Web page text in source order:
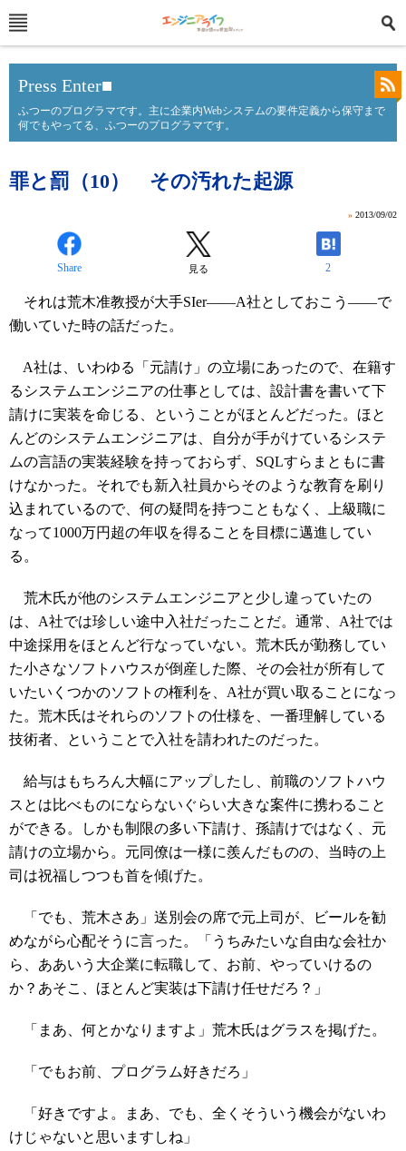
Press Enter■
ふつーのプログラマです。主に企業内Webシステムの要件定義から保守まで
何でもやってる、ふつーのプログラマです。
罪と罰（10） その汚れた起源
» 2013/09/02
Share 見る 2
それは荒木准教授が大手SIer――A社としておこう――で
働いていた時の話だった。
A社は、いわゆる「元請け」の立場にあったので、在籍す
るシステムエンジニアの仕事としては、設計書を書いて下
請けに実装を命じる、ということがほとんどだった。ほと
んどのシステムエンジニアは、自分が手がけているシステ
ムの言語の実装経験を持っておらず、SQLすらまともに書
けなかった。それでも新入社員からそのような教育を刷り
込まれているので、何の疑問を持つこともなく、上級職に
なって1000万円超の年収を得ることを目標に邁進してい
る。
荒木氏が他のシステムエンジニアと少し違っていたの
は、A社では珍しい途中入社だったことだ。通常、A社では
中途採用をほとんど行なっていない。荒木氏が勤務してい
た小さなソフトハウスが倒産した際、その会社が所有して
いたいくつかのソフトの権利を、A社が買い取ることになっ
た。荒木氏はそれらのソフトの仕様を、一番理解している
技術者、ということで入社を請われたのだった。
給与はもちろん大幅にアップしたし、前職のソフトハウ
スとは比べものにならないぐらい大きな案件に携わること
ができる。しかも制限の多い下請け、孫請けではなく、元
請けの立場から。元同僚は一様に羨んだものの、当時の上
司は祝福しつつも首を傾げた。
「でも、荒木さあ」送別会の席で元上司が、ビールを勧
めながら心配そうに言った。「うちみたいな自由な会社か
ら、ああいう大企業に転職して、お前、やっていけるの
か？あそこ、ほとんど実装は下請け任せだろ？」
「まあ、何とかなりますよ」荒木氏はグラスを掲げた。
「でもお前、プログラム好きだろ」
「好きですよ。まあ、でも、全くそういう機会がないわ
けじゃないと思いますしね」